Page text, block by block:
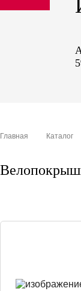
sale
Главная Каталог